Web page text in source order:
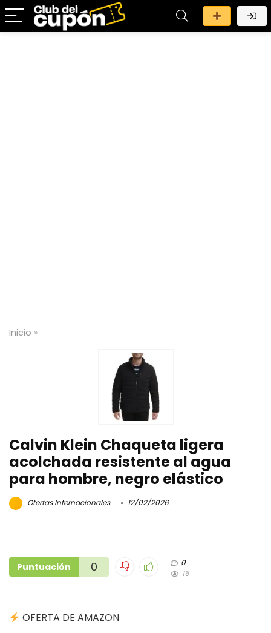
Inicio »
Calvin Klein Chaqueta ligera
acolchada resistente al agua
para hombre, negro elástico
Ofertas Internacionales 12/02/2026
Puntuación 0
0
16
OFERTA DE AMAZON